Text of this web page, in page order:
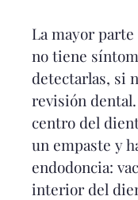
La mayor
no tiene
detectarlas, si
revisión dental.
centro del
un empaste y
endodoncia:
interior del